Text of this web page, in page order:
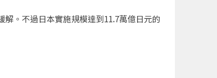
。不過日本實施規模達到11.7萬億日元的